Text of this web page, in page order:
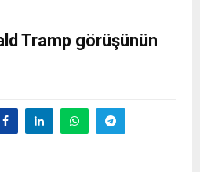
Tramp görüşünün